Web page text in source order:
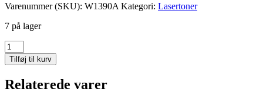
Varenummer (SKU): W1390A Kategori: Lasertoner
7 på lager
HP
Sort
Laser
Toner
(No.139A)
Tilføj til kurv
Relaterede varer